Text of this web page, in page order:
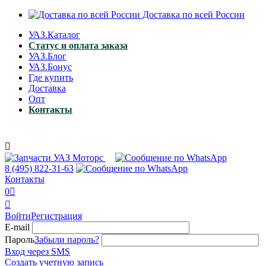
Доставка по всей России
УАЗ.Каталог
Статус и оплата заказа
УАЗ.Блог
УАЗ.Бонус
Где купить
Доставка
Опт
Контакты

8 (495) 822-31-63
Контакты
0

ВойтиРегистрация
E-mail
ПарольЗабыли пароль?
Вход через SMS
Создать учетную запись